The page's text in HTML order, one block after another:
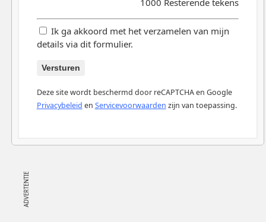
1000 Resterende tekens
Ik ga akkoord met het verzamelen van mijn
details via dit formulier.
Versturen
Deze site wordt beschermd door reCAPTCHA en Google
Privacybeleid en Servicevoorwaarden zijn van toepassing.